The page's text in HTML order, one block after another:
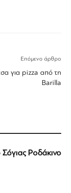
Επόμενο άρθρο
για pizza από τη
Barilla
Ροδάκινο